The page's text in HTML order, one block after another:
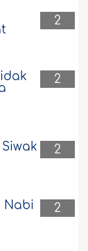
2
2
2
2
Nabi